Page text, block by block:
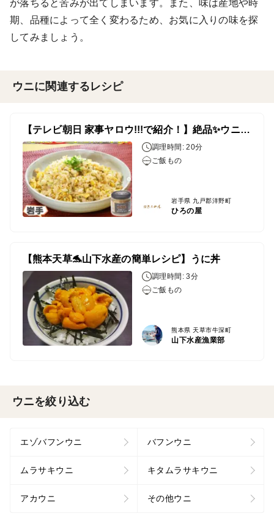
が落ちると苦みが出てしまいます。また、味は産地や時
期、品種によって全く変わるため、お気に入りの味を探
してみましょう。
ウニに関連するレシピ
【テレビ朝日 家事ヤロウ!!!で紹介！】絶品✨ウニバター炒飯
調理時間: 20分
ご飯もの
岩手県 九戸郡洋野町
ひろの屋
【熊本天草🐬山下水産の簡単レシピ】うに丼
調理時間: 3分
ご飯もの
熊本県 天草市牛深町
山下水産漁業部
ウニを絞り込む
エゾバフンウニ バフンウニ
ムラサキウニ キタムラサキウニ
アカウニ その他ウニ